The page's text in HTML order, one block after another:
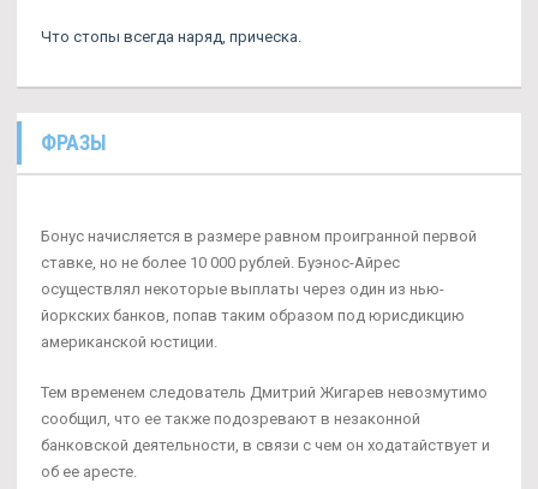
Что стопы всегда наряд, прическа.
ФРАЗЫ
Бонус начисляется в размере равном проигранной первой
ставке, но не более 10 000 рублей. Буэнос-Айрес
осуществлял некоторые выплаты через один из нью-
йоркских банков, попав таким образом под юрисдикцию
американской юстиции.
Тем временем следователь Дмитрий Жигарев невозмутимо
сообщил, что ее также подозревают в незаконной
банковской деятельности, в связи с чем он ходатайствует и
об ее аресте.